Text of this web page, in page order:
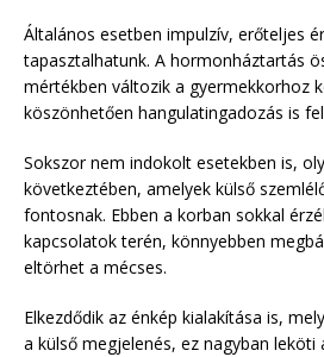
Általános esetben impulzív, erőteljes
tapasztalhatunk. A hormonháztartás
mértékben változik a gyermekkorhoz
köszönhetően hangulatingadozás is
Sokszor nem indokolt esetekben is,
következtében, amelyek külső
fontosnak. Ebben a korban sokkal
kapcsolatok terén, könnyebben
eltörhet a mécses.
Elkezdődik az énkép kialakítása is,
a külső megjelenés, ez nagyban leköti